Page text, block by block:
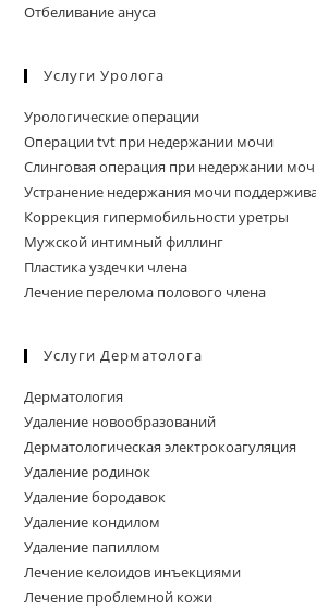
Отбеливание ануса
Услуги Уролога
Урологические операции
Операции tvt при недержании мочи
Слинговая операция при недержании
Устранение недержания мочи
Коррекция гипермобильности уретры
Мужской интимный филлинг
Пластика уздечки члена
Лечение перелома полового члена
Услуги Дерматолога
Дерматология
Удаление новообразований
Дерматологическая электрокоагуляция
Удаление родинок
Удаление бородавок
Удаление кондилом
Удаление папиллом
Лечение келоидов инъекциями
Лечение проблемной кожи